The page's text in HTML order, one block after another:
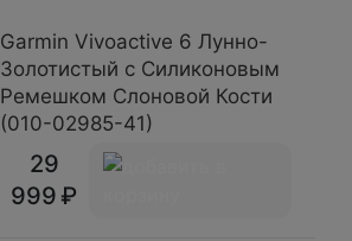
Garmin Vivoactive 6 Лунно-
Золотистый с Силиконовым
Ремешком Слоновой Кости
(010-02985-41)
29
999